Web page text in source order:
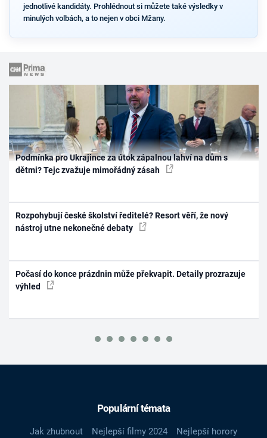
jednotlivé kandidáty. Prohlédnout si můžete také výsledky v
minulých volbách, a to nejen v obci Mžany.
Podmínka pro Ukrajince za útok zápalnou lahví na dům s
dětmi? Tejc zvažuje mimořádný zásah
Rozpohybují české školství ředitelé? Resort věří, že nový
nástroj utne nekonečné debaty
Počasí do konce prázdnin může překvapit. Detaily prozrazuje
výhled
Populární témata
Jak zhubnout Nejlepší filmy 2024
Nejlepší horory